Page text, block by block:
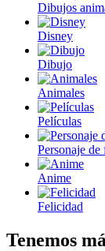
Dibujos
Disney
Dibujo
Animales
Películas
Personaje de
Anime
Felicidad
Tenemos